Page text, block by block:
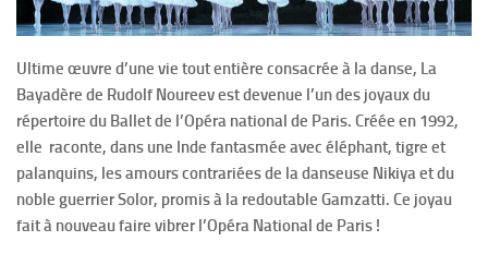
Ultime œuvre d’une vie tout entière consacrée à la danse, La
Bayadère de Rudolf Noureev est devenue l’un des joyaux du
répertoire du Ballet de l’Opéra national de Paris. Créée en 1992,
elle raconte, dans une Inde fantasmée avec éléphant, tigre et
palanquins, les amours contrariées de la danseuse Nikiya et du
noble guerrier Solor, promis à la redoutable Gamzatti. Ce joyau
fait à nouveau faire vibrer l’Opéra National de Paris !